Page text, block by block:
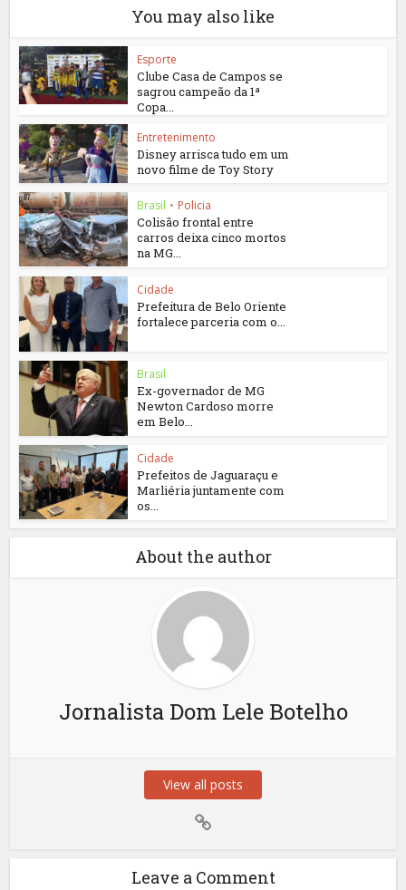
You may also like
Esporte
Clube Casa de Campos se
sagrou campeão da 1ª
Copa...
Entretenimento
Disney arrisca tudo em um
novo filme de Toy Story
Brasil • Policia
Colisão frontal entre
carros deixa cinco mortos
na MG...
Cidade
Prefeitura de Belo Oriente
fortalece parceria com o...
Brasil
Ex-governador de MG
Newton Cardoso morre
em Belo...
Cidade
Prefeitos de Jaguaraçu e
Marliéria juntamente com
os...
About the author
Jornalista Dom Lele Botelho
View all posts
Leave a Comment